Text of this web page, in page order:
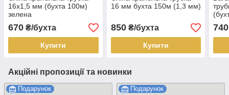
16х1,5 мм (бухта 100м)
зелена
670 ₴/бухта
Купити
16 мм бухта 150м (1,3 мм)
850₴/бухта
Купити
Акційні пропозиції та новинки
Подарунок Подарунок